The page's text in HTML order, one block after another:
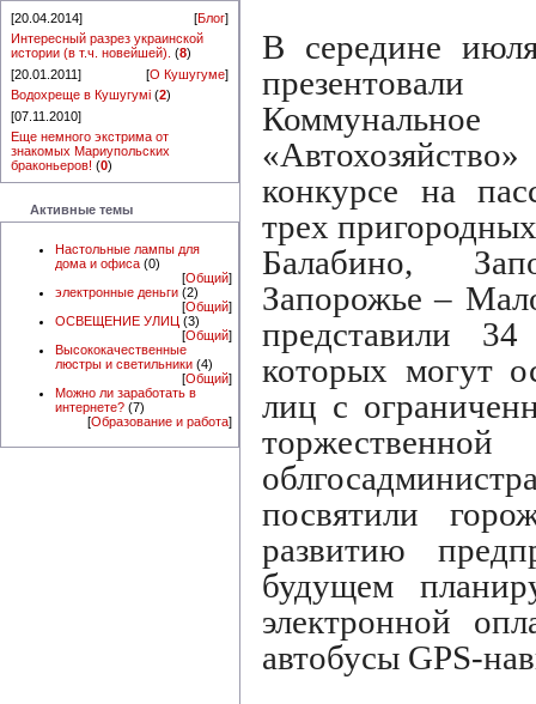
[20.04.2014] [Блог]
Интересный разрез украинской
истории (в т.ч. новейшей). (8)
[20.01.2011]
[О Кушугуме]
Водохреще в Кушугумі (2)
[07.11.2010]
Еще немного экстрима от
знакомых Мариупольских
браконьеров! (0)
Активные темы
Настольные лампы для
дома и офиса (0)
[Общий]
электронные деньги (2)
[Общий]
ОСВЕЩЕНИЕ УЛИЦ (3)
[Общий]
Высококачественные
люстры и светильники (4)
[Общий]
Можно ли заработать в
интернете? (7)
[Образование и работа]
В середине
презентовали
конкурсе на
трех
Балабино,
Запорожье –
представили
которых могут
лиц с
посвятили
развитию
будущем
электронной
автобусы GPS-